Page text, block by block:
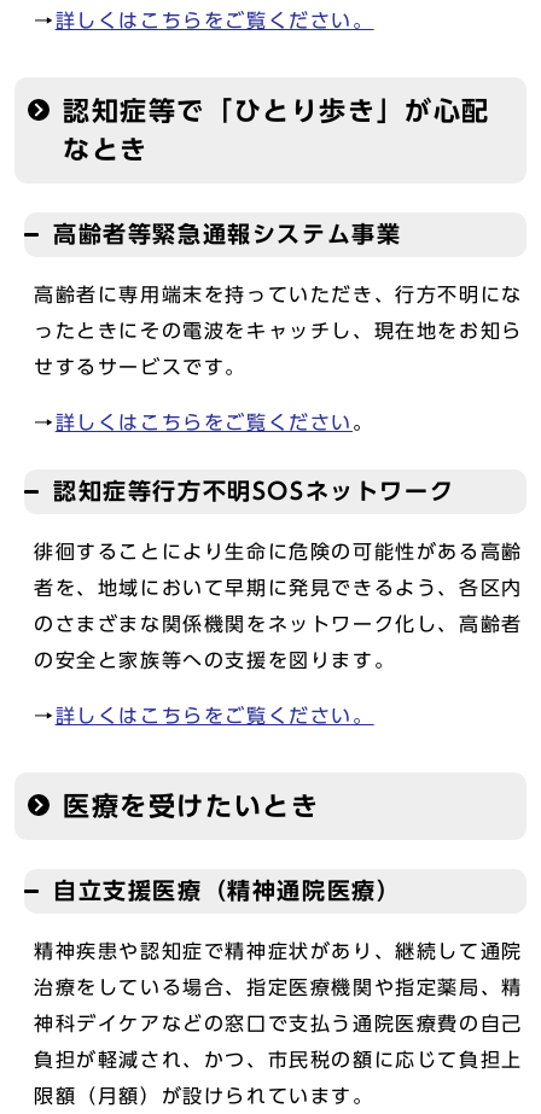
→詳しくはこちらをご覧ください。
認知症等で「ひとり歩き」が心配
なとき
高齢者等緊急通報システム事業
高齢者に専用端末を持っていただき、行方不明にな
ったときにその電波をキャッチし、現在地をお知ら
せするサービスです。
→詳しくはこちらをご覧ください 。
認知症等行方不明SOSネットワーク
徘徊することにより生命に危険の可能性がある高齢
者を、地域において早期に発見できるよう、各区内
のさまざまな関係機関をネットワーク化し、高齢者
の安全と家族等への支援を図ります。
→詳しくはこちらをご覧ください。
医療を受けたいとき
自立支援医療（精神通院医療）
精神疾患や認知症で精神症状があり、継続して通院
治療をしている場合、指定医療機関や指定薬局、精
神科デイケアなどの窓口で支払う通院医療費の自己
負担が軽減され、かつ、市民税の額に応じて負担上
限額（月額）が設けられています。